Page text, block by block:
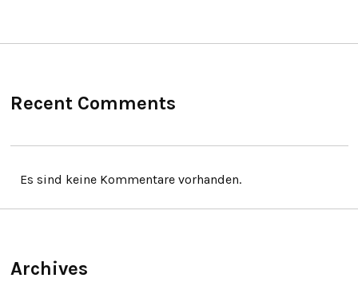
Recent Comments
Es sind keine Kommentare vorhanden.
Archives